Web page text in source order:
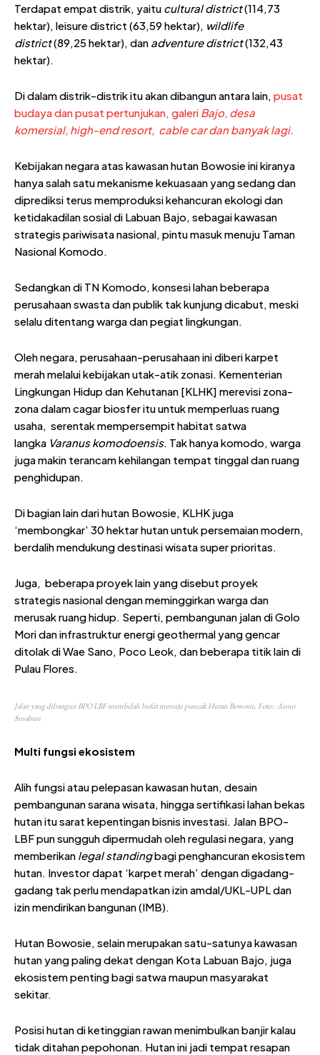
Terdapat empat distrik, yaitu cultural district(114,73
hektar), leisure district (63,59 hektar), wildlife
district(89,25 hektar), dan adventure district(132,43
hektar).
Di dalam distrik-distrik itu akan dibangun antara lain, pusat
budaya dan pusat pertunjukan, galeri Bajo, desa
komersial, high-end resort, cable car dan banyak lagi.
Kebijakan negara atas kawasan hutan Bowosie ini kiranya
hanya salah satu mekanisme kekuasaan yang sedang dan
diprediksi terus memproduksi kehancuran ekologi dan
ketidakadilan sosial di Labuan Bajo, sebagai kawasan
strategis pariwisata nasional, pintu masuk menuju Taman
Nasional Komodo.
Sedangkan di TN Komodo, konsesi lahan beberapa
perusahaan swasta dan publik tak kunjung dicabut, meski
selalu ditentang warga dan pegiat lingkungan.
Oleh negara, perusahaan-perusahaan ini diberi karpet
merah melalui kebijakan utak-atik zonasi. Kementerian
Lingkungan Hidup dan Kehutanan [KLHK] merevisi zona-
zona dalam cagar biosfer itu untuk memperluas ruang
usaha, serentak mempersempit habitat satwa
langka Varanuskomodoensis. Tak hanya komodo, warga
juga makin terancam kehilangan tempat tinggal dan ruang
penghidupan.
Di bagian lain dari hutan Bowosie, KLHK juga
‘membongkar’ 30 hektar hutan untuk persemaian modern,
berdalih mendukung destinasi wisata super prioritas.
Juga, beberapa proyek lain yang disebut proyek
strategis nasional dengan meminggirkan warga dan
merusak ruang hidup. Seperti, pembangunan jalan di Golo
Mori dan infrastruktur energi geothermal yang gencar
ditolak di Wae Sano, Poco Leok, dan beberapa titik lain di
Pulau Flores.
Jalan yang dibangun BPO LBF membelah bukit menuju puncak Hutan Bowosie. Foto:: Anno
Susabun
Multi fungsi ekosistem
Alih fungsi atau pelepasan kawasan hutan, desain
pembangunan sarana wisata, hingga sertifikasi lahan bekas
hutan itu sarat kepentingan bisnis investasi. Jalan BPO-
LBF pun sungguh dipermudah oleh regulasi negara, yang
memberikan legal standingbagi penghancuran ekosistem
hutan. Investor dapat ‘karpet merah’ dengan digadang-
gadang tak perlu mendapatkan izin amdal/UKL-UPL dan
izin mendirikan bangunan (IMB).
Hutan Bowosie, selain merupakan satu-satunya kawasan
hutan yang paling dekat dengan Kota Labuan Bajo, juga
ekosistem penting bagi satwa maupun masyarakat
sekitar.
Posisi hutan di ketinggian rawan menimbulkan banjir kalau
tidak ditahan pepohonan. Hutan ini jadi tempat resapan